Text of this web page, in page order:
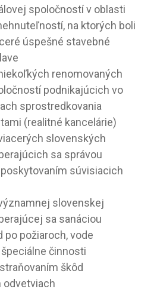
spoločností v oblasti
na ktorých boli
úspešné stavebné
renomovaných
podnikajúcich vo
sprostredkovania
(realitné kancelárie)
slovenských
sa správou
súvisiacich
slovenskej
sa sanáciou
po požiaroch, vode
činnosti
škôd
odvetviach